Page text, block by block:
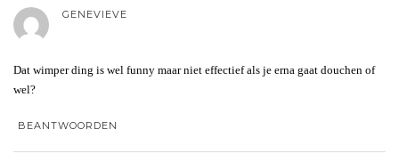
GENEVIEVE
Dat wimper ding is wel funny maar niet effectief als je erna gaat douchen of
wel?
BEANTWOORDEN